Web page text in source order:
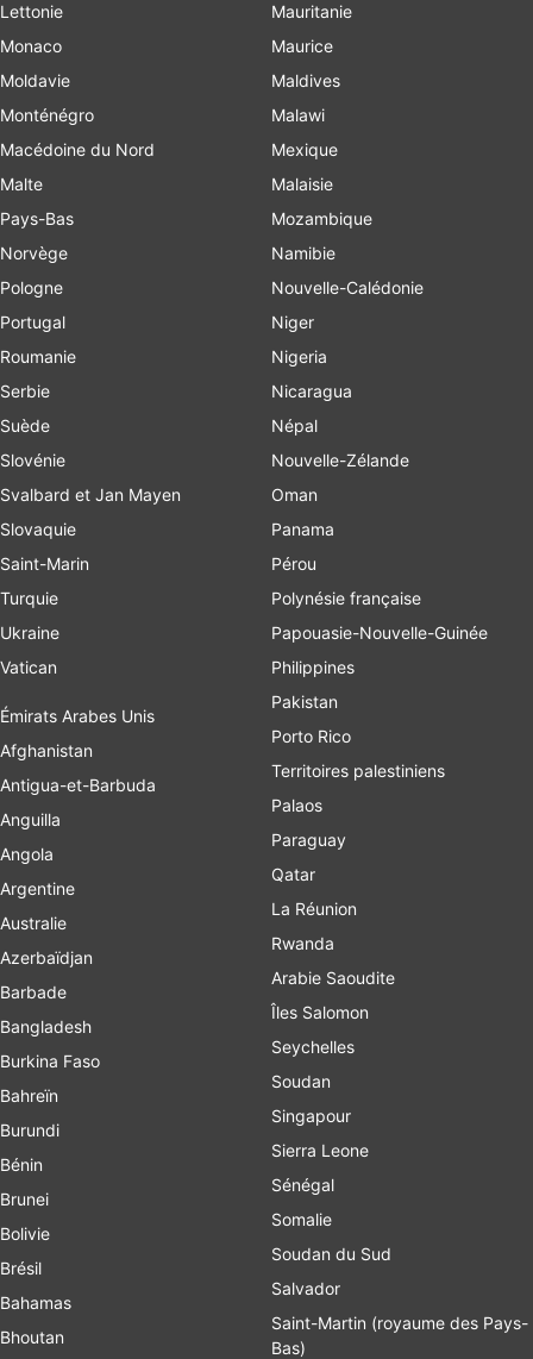
Lettonie
Monaco
Moldavie
Monténégro
Macédoine du Nord
Malte
Pays-Bas
Norvège
Pologne
Portugal
Roumanie
Serbie
Suède
Slovénie
Svalbard et Jan Mayen
Slovaquie
Saint-Marin
Turquie
Ukraine
Vatican
Émirats Arabes Unis
Afghanistan
Antigua-et-Barbuda
Anguilla
Angola
Argentine
Australie
Azerbaïdjan
Barbade
Bangladesh
Burkina Faso
Bahreïn
Burundi
Bénin
Brunei
Bolivie
Brésil
Bahamas
Bhoutan
Mauritanie
Maurice
Maldives
Malawi
Mexique
Malaisie
Mozambique
Namibie
Nouvelle-Calédonie
Niger
Nigeria
Nicaragua
Népal
Nouvelle-Zélande
Oman
Panama
Pérou
Polynésie française
Papouasie-Nouvelle-Guinée
Philippines
Pakistan
Porto Rico
Territoires palestiniens
Palaos
Paraguay
Qatar
La Réunion
Rwanda
Arabie Saoudite
Îles Salomon
Seychelles
Soudan
Singapour
Sierra Leone
Sénégal
Somalie
Soudan du Sud
Salvador
Saint-Martin (royaume des Pays-
Bas)